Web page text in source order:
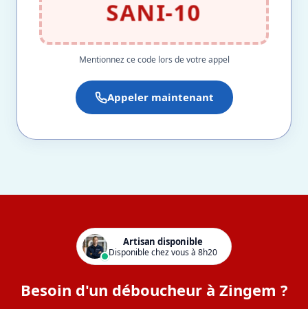
SANI-10
Mentionnez ce code lors de votre appel
Appeler maintenant
Artisan disponible
Disponible chez vous à 8h20
Besoin d'un déboucheur à Zingem ?